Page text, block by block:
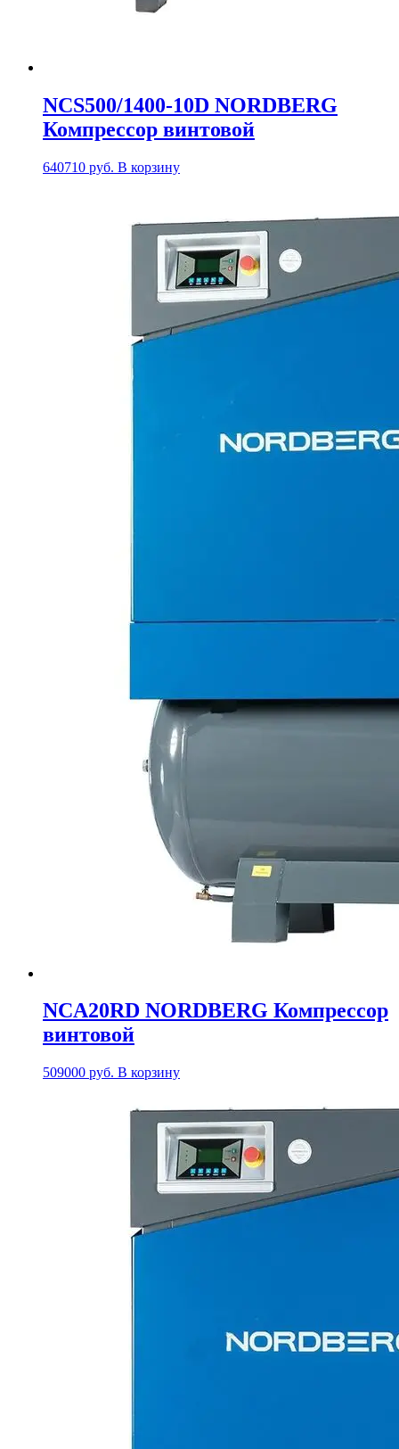
NCS500/1400-10D NORDBERG
Компрессор винтовой
640710 руб. В корзину
NCA20RD NORDBERG Компрессор
винтовой
509000 руб. В корзину